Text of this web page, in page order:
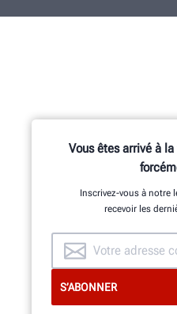
Vous êtes arrivé à
Inscrivez-vous à notre
recevoir les